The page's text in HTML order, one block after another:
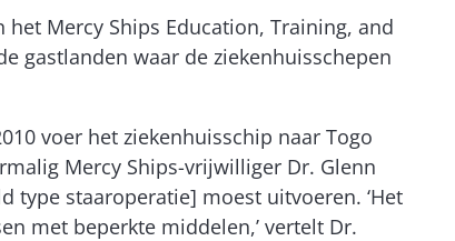
Mercy Ships Education, Training, and
gastlanden waar de ziekenhuisschepen
voer het ziekenhuisschip naar Togo
Mercy Ships-vrijwilliger Dr. Glenn
type staaroperatie] moest uitvoeren. ‘Het
met beperkte middelen,’ vertelt Dr.